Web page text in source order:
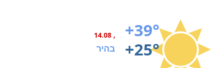
+39°
+25°
, 14.08
בהיר